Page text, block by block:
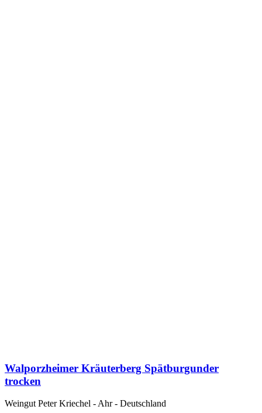
Walporzheimer Kräuterberg Spätburgunder
trocken
Weingut Peter Kriechel - Ahr - Deutschland